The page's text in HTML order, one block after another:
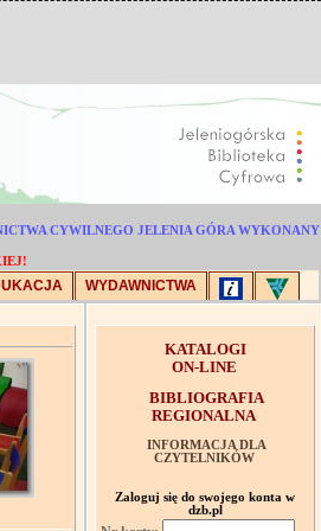
CYWILNEGO JELENIA GÓRA WYKONANY
WYDAWNICTWA
KATALOGI
ON-LINE
BIBLIOGRAFIA
REGIONALNA
INFORMACJA DLA
CZYTELNIKÓW
Zaloguj się do swojego konta w
dzb.pl